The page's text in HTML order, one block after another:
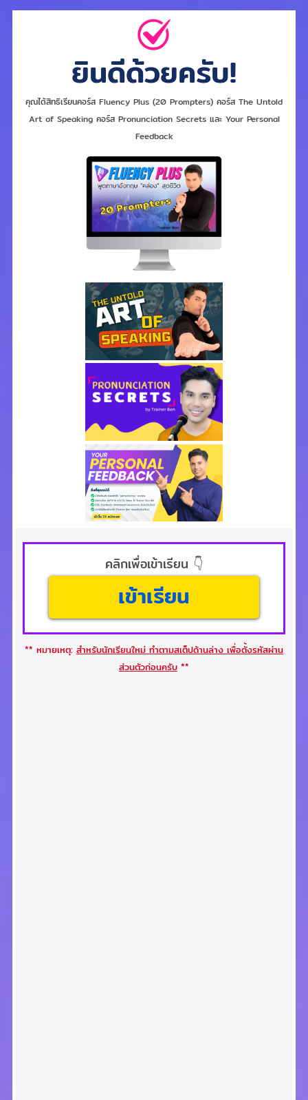
ยินดีด้วยครับ!
คุณได้สิทธิเรียนคอร์ส Fluency Plus (20 Prompters) คอร์ส The Untold
Art of Speaking คอร์ส Pronunciation Secrets และ Your Personal
Feedback
คลิกเพื่อเข้าเรียน 👇
เข้าเรียน
** หมายเหตุ: สำหรับนักเรียนใหม่ ทำตามสเต็ปด้านล่าง เพื่อตั้งรหัสผ่าน
ส่วนตัวก่อนครับ **